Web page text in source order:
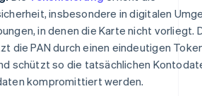
insbesondere in digitalen
in denen die Karte nicht vorliegt.
die PAN durch einen eindeutigen
schützt so die tatsächlichen
kompromittiert werden.